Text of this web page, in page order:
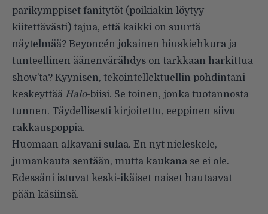
parikymppiset fanitytöt (poikiakin löytyy
kiitettävästi) tajua, että kaikki on suurtä
näytelmää? Beyoncén jokainen hiuskiehkura ja
tunteellinen äänenvärähdys on tarkkaan harkittua
show’ta? Kyynisen, tekointellektuellin pohdintani
keskeyttää Halo-biisi. Se toinen, jonka tuotannosta
tunnen. Täydellisesti kirjoitettu, eeppinen siivu
rakkauspoppia.
Huomaan alkavani sulaa. En nyt nieleskele,
jumankauta sentään, mutta kaukana se ei ole.
Edessäni istuvat keski-ikäiset naiset hautaavat
pään käsiinsä.